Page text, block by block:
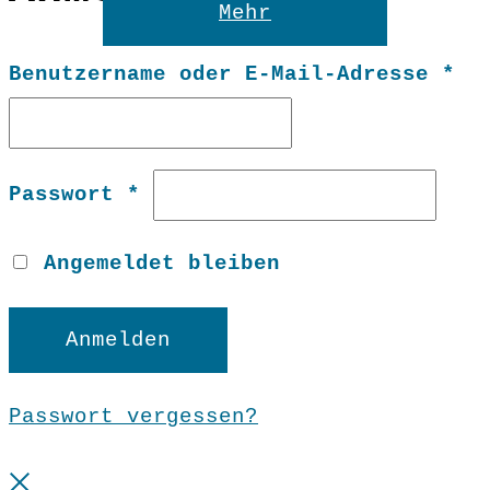
Mehr
Benutzername oder E-Mail-Adresse *
Passwort *
Angemeldet bleiben
Anmelden
Passwort vergessen?